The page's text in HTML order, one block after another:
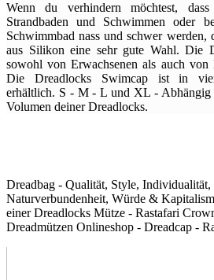
Wenn du verhindern möchtest,
Strandbaden und Schwimmen oder
Schwimmbad nass und schwer werden,
aus Silikon eine sehr gute Wahl. Die
sowohl von Erwachsenen als auch von
Die Dreadlocks Swimcap ist in vier
erhältlich. S - M - L und XL - Abhängig
Volumen deiner Dreadlocks.
Dreadbag - Qualität, Style, Individualität,
Naturverbundenheit, Würde &
einer Dreadlocks Mütze - Rastafari
Dreadmützen Onlineshop - Dreadcap -